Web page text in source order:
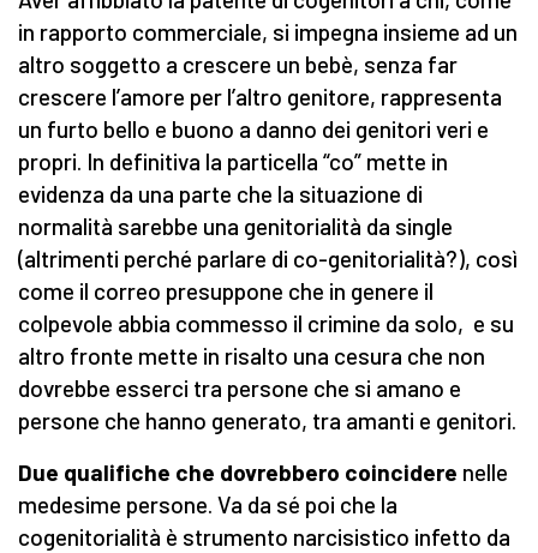
in rapporto commerciale, si impegna insieme ad un
altro soggetto a crescere un bebè, senza far
crescere l’amore per l’altro genitore, rappresenta
un furto bello e buono a danno dei genitori veri e
propri. In definitiva la particella “co” mette in
evidenza da una parte che la situazione di
normalità sarebbe una genitorialità da single
(altrimenti perché parlare di co-genitorialità?), così
come il correo presuppone che in genere il
colpevole abbia commesso il crimine da solo, e su
altro fronte mette in risalto una cesura che non
dovrebbe esserci tra persone che si amano e
persone che hanno generato, tra amanti e genitori.
Due qualifiche che dovrebbero coincidere nelle
medesime persone. Va da sé poi che la
cogenitorialità è strumento narcisistico infetto da